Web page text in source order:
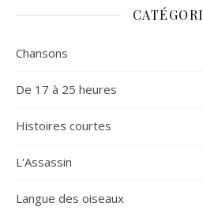
Chansons
De 17 à 25 heures
Histoires courtes
L'Assassin
Langue des oiseaux